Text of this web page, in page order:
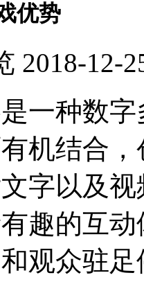
优势
2018-12-
一种数
机结合
字以及
趣的互
观众驻